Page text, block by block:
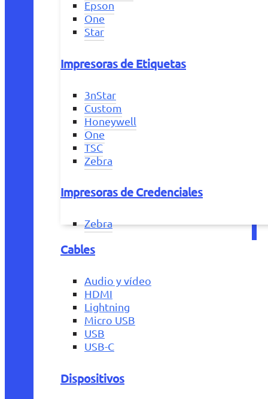
Epson
One
Star
Impresoras de Etiquetas
3nStar
Custom
Honeywell
One
TSC
Zebra
Impresoras de Credenciales
Zebra
Cables
Audio y vídeo
HDMI
Lightning
Micro USB
USB
USB-C
Dispositivos